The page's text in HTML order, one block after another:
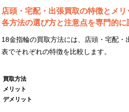
店頭・宅配・出張買取の特徴とメ
各方法の選び方と注意点を専門的に
18金指輪の買取方法には、店頭・宅配・
表でそれぞれの特徴を比較します。
買取方法
メリット
デメリット